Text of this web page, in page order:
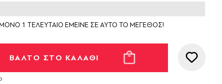
ΜΟΝΟ 1 ΤΕΛΕΥΤΑΙΟ ΕΜΕΙΝΕ ΣΕ ΑΥΤΟ ΤΟ ΜΕΓΕΘΟΣ!